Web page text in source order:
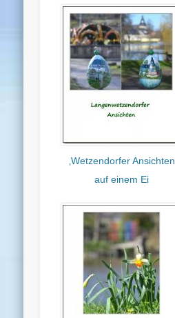
‚Wetzendorfer Ansichten
auf einem Ei